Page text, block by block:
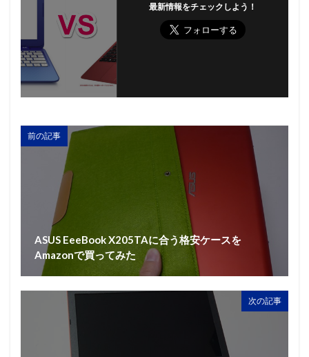
最新情報をチェックしよう！
前の記事
ASUS EeeBook X205TAに合う格安ケースを
Amazonで買ってみた
次の記事